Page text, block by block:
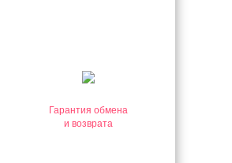
Гарантия обмена
и возврата